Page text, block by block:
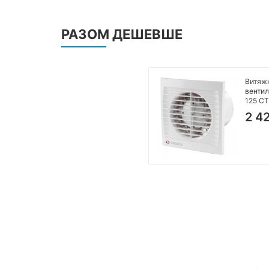
РАЗОМ ДЕШЕВШЕ
125
2